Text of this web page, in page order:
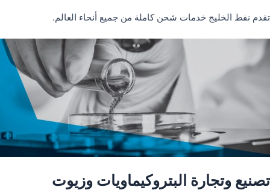
تقدم نفط الخليج خدمات شحن كاملة من جميع أنحاء العالم.
تصنيع وتجارة البتروكيماويات وزيوت